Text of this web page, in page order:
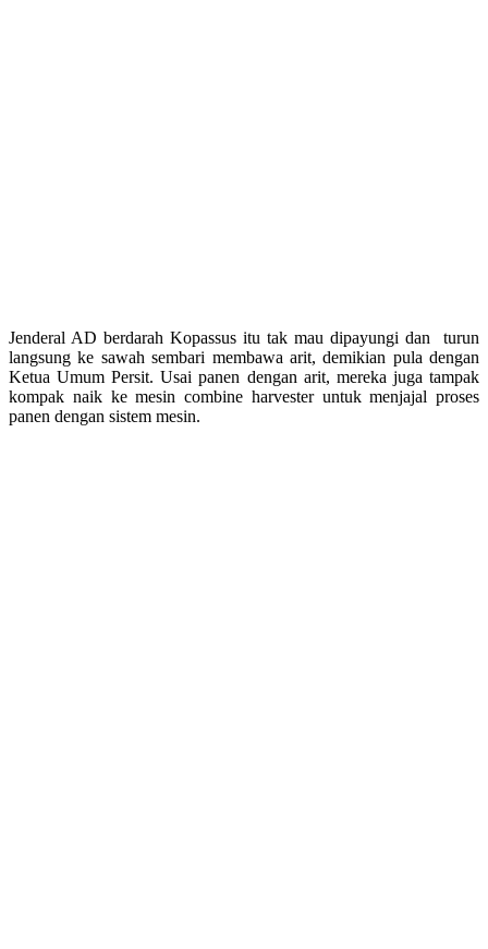
Jenderal AD berdarah Kopassus itu tak mau dipayungi dan turun
langsung ke sawah sembari membawa arit, demikian pula dengan
Ketua Umum Persit. Usai panen dengan arit, mereka juga tampak
kompak naik ke mesin combine harvester untuk menjajal proses
panen dengan sistem mesin.